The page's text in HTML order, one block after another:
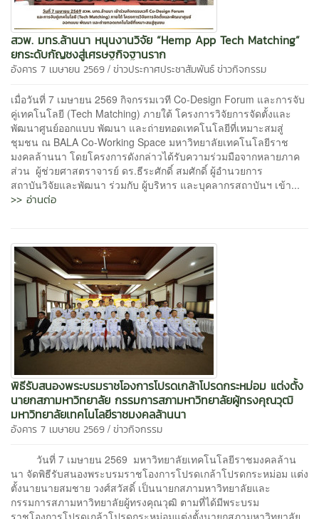
สวพ. มทร.ล้านนา หนุนงานวิจัย “Hemp App Tech Matching”
ยกระดับกัญชงสู่เศรษฐกิจฐานราก
อังคาร 7 เมษายน 2569 / ข่าวประกาศประชาสัมพันธ์ข่าวกิจกรรม
เมื่อวันที่ 7 เมษายน 2569 กิจกรรมเวที Co-Design Forum และการจับ
คู่เทคโนโลยี (Tech Matching) ภายใต้ โครงการวิจัยการจัดตั้งและ
พัฒนาศูนย์ออกแบบ พัฒนา และถ่ายทอดเทคโนโลยีที่เหมาะสมสู่
ชุมชน ณ BALA Co-Working Space มหาวิทยาลัยเทคโนโลยีราช
มงคลล้านนา โดยโครงการดังกล่าวได้รับความร่วมมือจากหลายภาค
ส่วน ผู้ช่วยศาสตราจารย์ ดร.ธีระศักดิ์ สมศักดิ์ ผู้อำนวยการ
สถาบันวิจัยและพัฒนา ร่วมกับ ผู้บริหาร และบุคลากรสถาบันฯ เข้า...
>> อ่านต่อ
พิธีรับสนองพระบรมราชโองการโปรดเกล้าโปรดกระหม่อม แต่งตั้ง
นายกสภามหาวิทยาลัย กรรมการสภามหาวิทยาลัยผู้ทรงคุณวุฒิ
มหาวิทยาลัยเทคโนโลยีราชมงคลล้านนา
อังคาร 7 เมษายน 2569 / ข่าวกิจกรรม
วันที่ 7 เมษายน 2569 มหาวิทยาลัยเทคโนโลยีราชมงคลล้าน
นา จัดพิธีรับสนองพระบรมราชโองการโปรดเกล้าโปรดกระหม่อม แต่ง
ตั้งนายนายสมชาย วงศ์สวัสดิ์ เป็นนายกสภามหาวิทยาลัยและ
กรรมการสภามหาวิทยาลัยผู้ทรงคุณวุฒิ ตามที่ได้มีพระบรม
ราชโองการโปรดเกล้าโปรดกระหม่อมแต่งตั้งนายกสภามหาวิทยาลัย